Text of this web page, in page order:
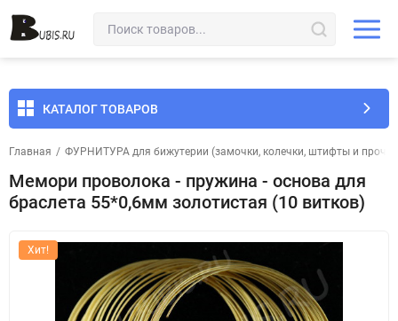
КАТАЛОГ ТОВАРОВ
Главная / ФУРНИТУРА для бижутерии (замочки, колечки, штифты и
Мемори проволока - пружина - основа для
браслета 55*0,6мм золотистая (10 витков)
Хит!